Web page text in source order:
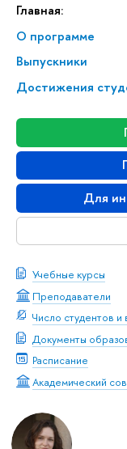
Главная:
О программе
Выпускники
Достижения
Для
Учебные курсы
Преподаватели
Число студентов и
Документы
Расписание
Академический